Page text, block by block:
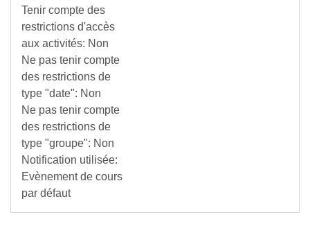
Tenir compte des
restrictions d'accès
aux activités: Non
Ne pas tenir compte
des restrictions de
type "date": Non
Ne pas tenir compte
des restrictions de
type "groupe": Non
Notification utilisée:
Evènement de cours
par défaut